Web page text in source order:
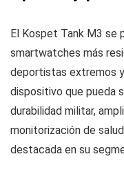
El Kospet Tank M3 se
smartwatches más
deportistas extremos
dispositivo que pueda
durabilidad militar,
monitorización de
destacada en su